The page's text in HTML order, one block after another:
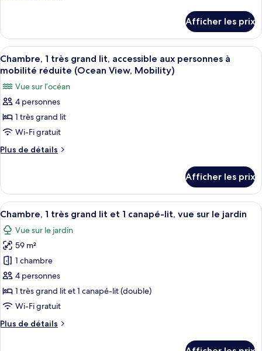
1
très
grand
lit,
accessible
aux
personnes
à
mobilité
réduite
Mobility)
Chambre,
très
grand
accessible
aux
personnes
à
mobilité
(Garden
Afficher les prix
Afficher
toutes
photos
pour
ce
type
de
1
très
grand
lit,
accessible
aux
personnes
à
mobilité
réduite
(Ocean
Une chambre d’hôtel comprenant
3
Chambre, 1 très grand lit, accessible aux personnes à
mobilité réduite (Ocean View, Mobility)
Vue sur l’océan
4 personnes
1 très grand lit
Wi-Fi gratuit
Plus de détails
Plus
Chambre,
très
lit,
accessible
aux
personnes
à
mobilité
réduite
(Ocean
Mobility)
Afficher les prix
Afficher
toutes
les
photos
pour
ce
type
de
chambre :
Chambre,
Une chambre d’hôtel comprenant
4
Chambre, 1 très grand lit et 1 canapé-lit, vue sur le jardin
Vue sur le jardin
59 m²
1 chambre
4 personnes
1 très grand lit et 1 canapé-lit (double)
Wi-Fi gratuit
Plus de détails
Plus